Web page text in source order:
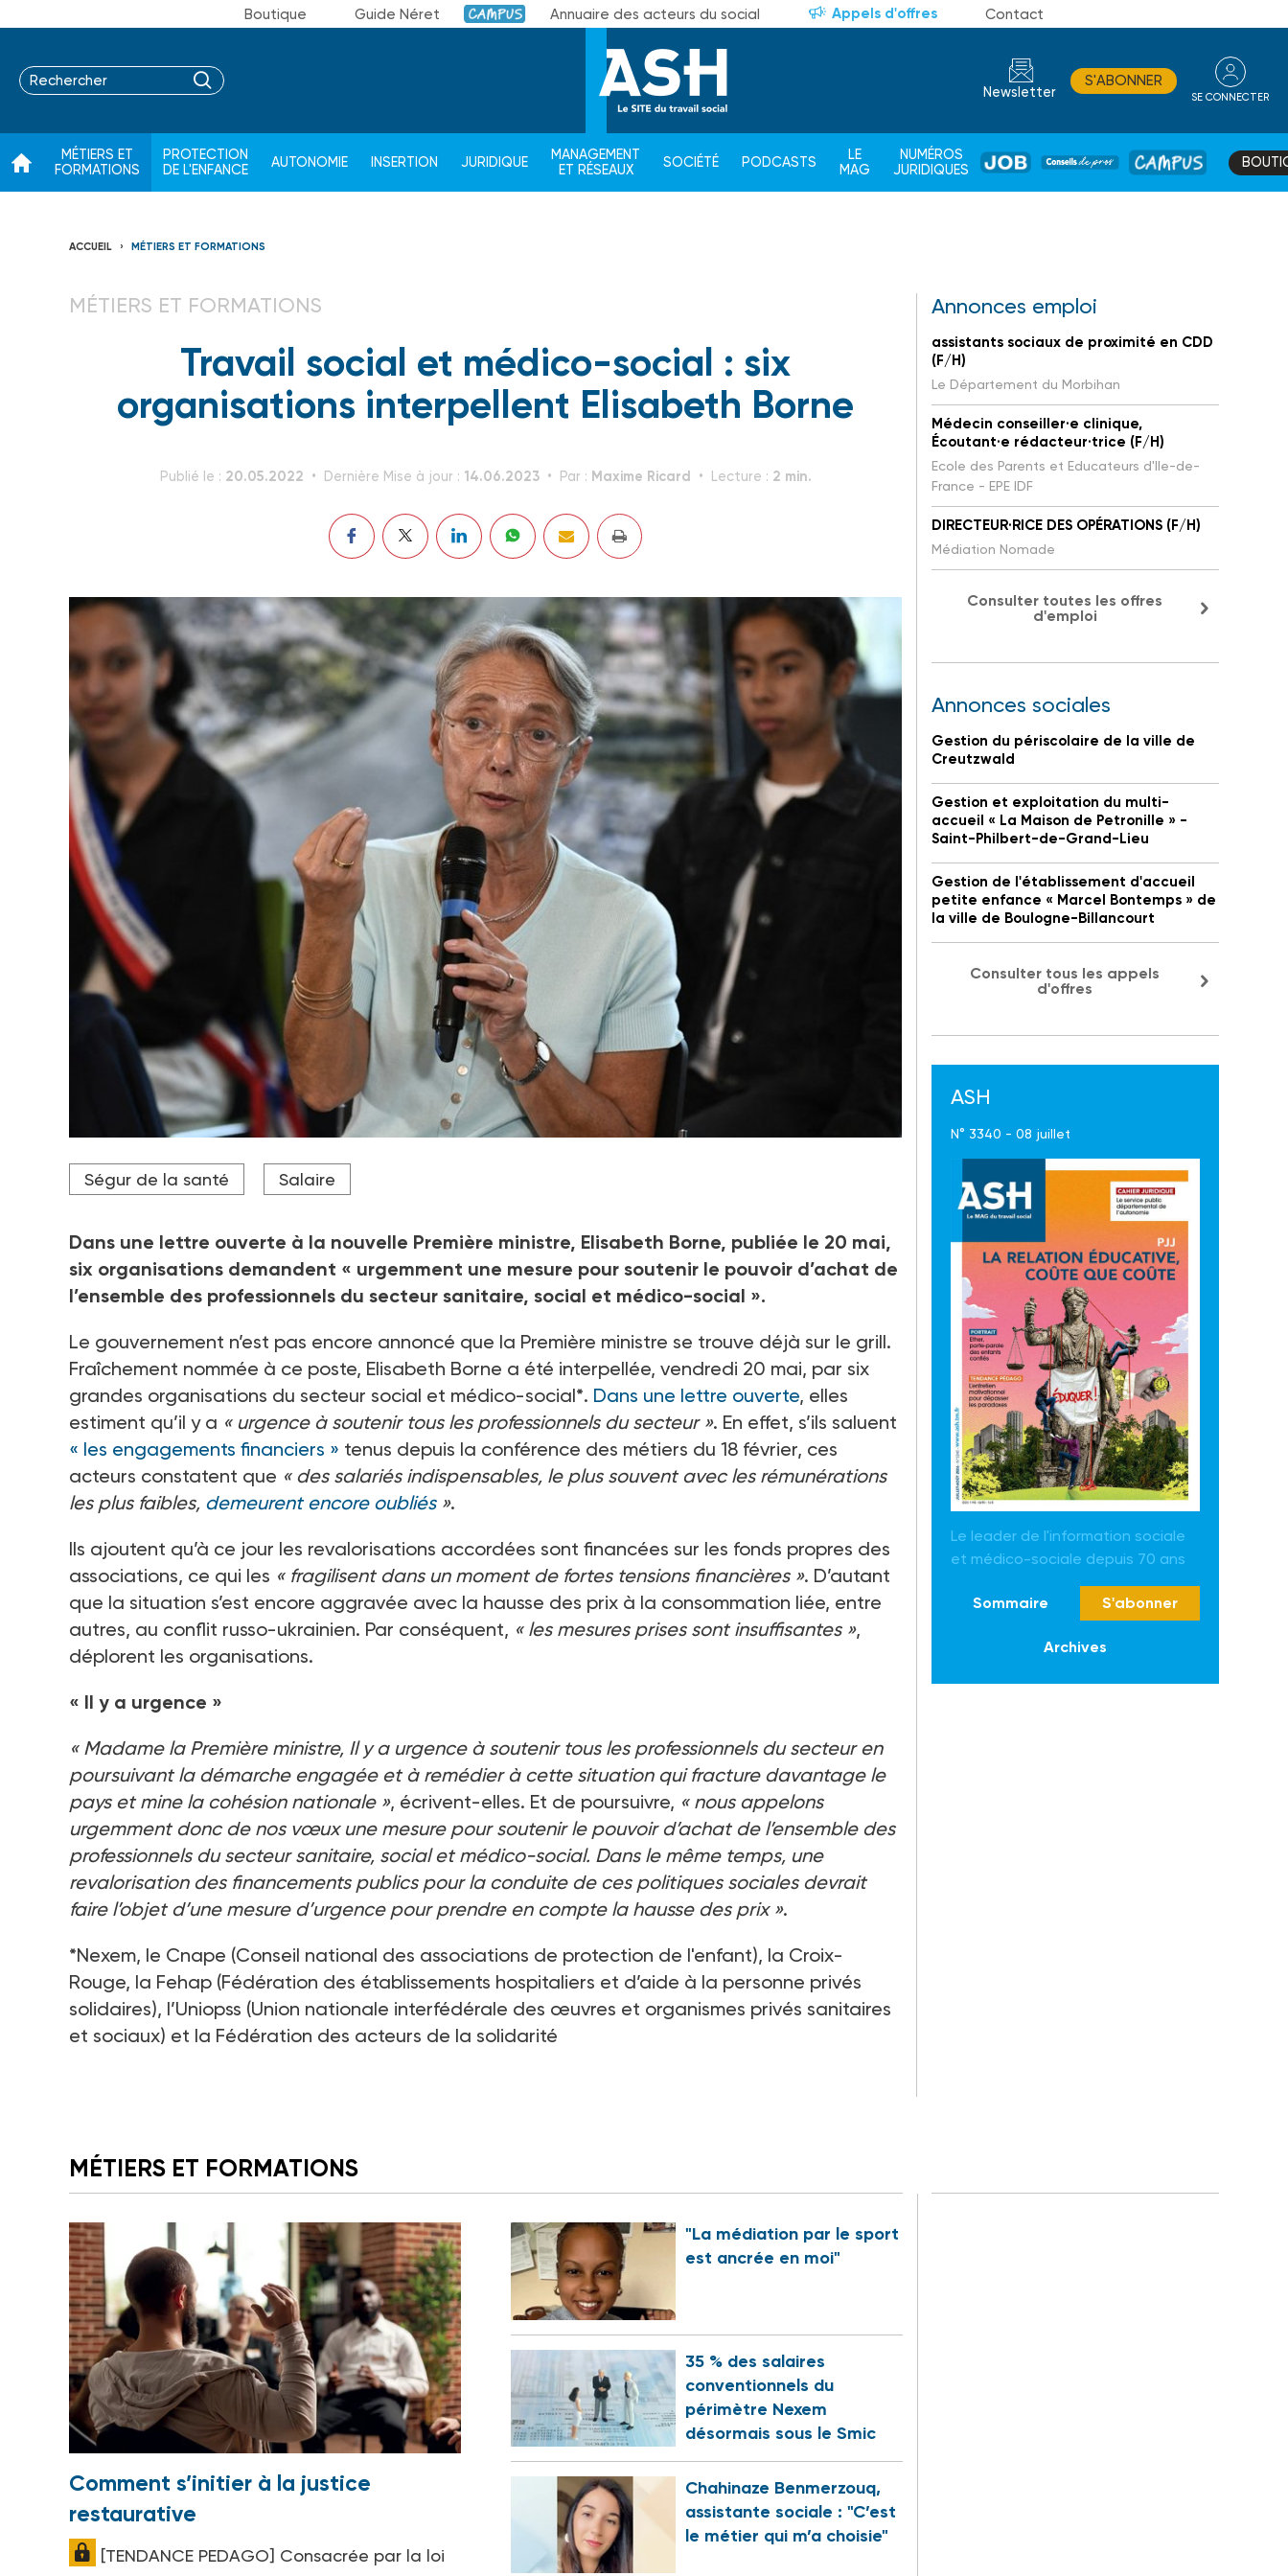
Boutique Guide Néret Campus Annuaire des acteurs du social Appels d'offres Contact
Newsletter
S'ABONNER
SE CONNECTER
MÉTIERS ET
FORMATIONS
PROTECTION
DE L'ENFANCE
AUTONOMIE INSERTION JURIDIQUE
MANAGEMENT
ET RÉSEAUX
SOCIÉTÉ PODCASTS
LE
MAG
NUMÉROS
JURIDIQUES
JOB
DE
CAMPUS
ACCUEIL MÉTIERS ET FORMATIONS
MÉTIERS ET FORMATIONS
Travail social et médico-social : six
organisations interpellent Elisabeth Borne
Publié le : 20.05.2022 Dernière Mise à jour : 14.06.2023 Par : Maxime Ricard Lecture : 2 min.
Crédit photo STEPHANE DE SAKUTIN / AFP
Ségur de la santé Salaire
Dans une lettre ouverte à la nouvelle Première ministre, Elisabeth Borne, publiée le 20 mai,
six organisations demandent « urgemment une mesure pour soutenir le pouvoir d’achat de
l’ensemble des professionnels du secteur sanitaire, social et médico-social ».
Le gouvernement n’est pas encore annoncé que la Première ministre se trouve déjà sur le grill.
Fraîchement nommée à ce poste, Elisabeth Borne a été interpellée, vendredi 20 mai, par six
grandes organisations du secteur social et médico-social*. Dans une lettre ouverte, elles
estiment qu’il y a « urgence à soutenir tous les professionnels du secteur ». En effet, s’ils saluent
« les engagements financiers » tenus depuis la conférence des métiers du 18 février, ces
acteurs constatent que « des salariés indispensables, le plus souvent avec les rémunérations
les plus faibles, demeurent encore oubliés».
Ils ajoutent qu’à ce jour les revalorisations accordées sont financées sur les fonds propres des
associations, ce qui les « fragilisent dans un moment de fortes tensions financières ». D’autant
que la situation s’est encore aggravée avec la hausse des prix à la consommation liée, entre
autres, au conflit russo-ukrainien. Par conséquent, « les mesures prises sont insuffisantes »,
déplorent les organisations.
« Il y a urgence »
« Madame la Première ministre, Il y a urgence à soutenir tous les professionnels du secteur en
poursuivant la démarche engagée et à remédier à cette situation qui fracture davantage le
pays et mine la cohésion nationale », écrivent-elles. Et de poursuivre, « nous appelons
urgemment donc de nos vœux une mesure pour soutenir le pouvoir d’achat de l’ensemble des
professionnels du secteur sanitaire, social et médico-social. Dans le même temps, une
revalorisation des financements publics pour la conduite de ces politiques sociales devrait
faire l’objet d’une mesure d’urgence pour prendre en compte la hausse des prix ».
*Nexem, le Cnape (Conseil national des associations de protection de l'enfant), la Croix-
Rouge, la Fehap (Fédération des établissements hospitaliers et d’aide à la personne privés
solidaires), l’Uniopss (Union nationale interfédérale des œuvres et organismes privés sanitaires
et sociaux) et la Fédération des acteurs de la solidarité
Annonces emploi
assistants sociaux de proximité en CDD
(F/H)
Le Département du Morbihan
Médecin conseiller·e clinique,
Écoutant·e rédacteur·trice (F/H)
Ecole des Parents et Educateurs d'Ile-de-
France - EPE IDF
DIRECTEUR·RICE DES OPÉRATIONS (F/H)
Médiation Nomade
Consulter toutes les offres
d'emploi
Annonces sociales
Gestion du périscolaire de la ville de
Creutzwald
Gestion et exploitation du multi-
accueil « La Maison de Petronille » -
Saint-Philbert-de-Grand-Lieu
Gestion de l'établissement d'accueil
petite enfance « Marcel Bontemps » de
la ville de Boulogne-Billancourt
Consulter tous les appels
d'offres
ASH
N° 3340 - 08 juillet
Le leader de l'information sociale
et médico-sociale depuis 70 ans
Sommaire S'abonner
Archives
MÉTIERS ET FORMATIONS
Comment s’initier à la justice
restaurative
[TENDANCE PEDAGO] Consacrée par la loi
"La médiation par le sport
est ancrée en moi"
35 % des salaires
conventionnels du
périmètre Nexem
désormais sous le Smic
Chahinaze Benmerzouq,
assistante sociale : "C’est
le métier qui m’a choisie"